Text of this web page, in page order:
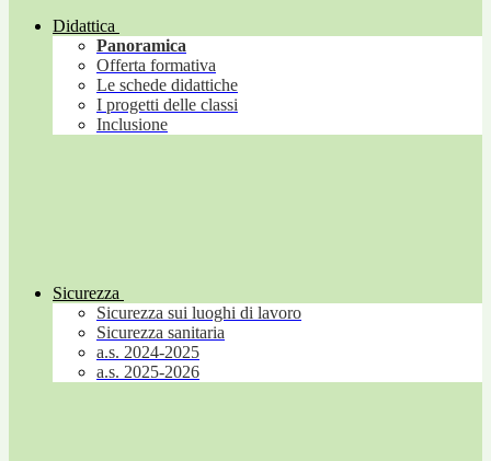
Didattica
Panoramica
Offerta formativa
Le schede didattiche
I progetti delle classi
Inclusione
Sicurezza
Sicurezza sui luoghi di lavoro
Sicurezza sanitaria
a.s. 2024-2025
a.s. 2025-2026